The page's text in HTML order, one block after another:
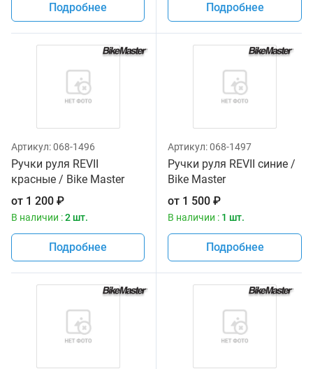
Подробнее Подробнее
Артикул:068-1496
Ручки руля REVII
красные / Bike Master
от 1 200 ₽
В наличии :2 шт.
Подробнее
Артикул:068-1497
Ручки руля REVII синие /
Bike Master
от 1 500 ₽
В наличии : 1 шт.
Подробнее